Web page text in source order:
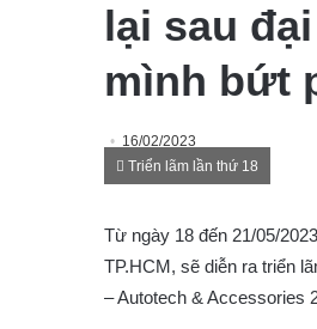
lại sau
mình bứt
16/02/2023
Triển lãm lần thứ 18
Từ ngày 18 đến 21/05/
TP.HCM, sẽ diễn ra triển
– Autotech & Accessories